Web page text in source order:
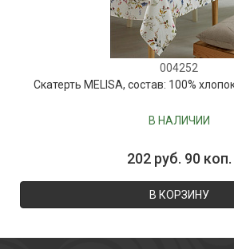
004252
Скатерть MELISA, состав: 100%
В НАЛИЧИИ
202 руб. 90 коп.
В КОРЗИНУ